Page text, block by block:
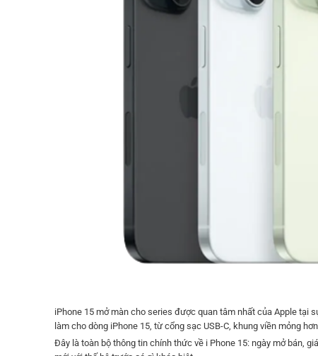
iPhone 15 mở màn cho series được quan tâm nhất của Apple tại
làm cho dòng iPhone 15, từ cổng sạc USB-C, khung viền mỏng
Đây là toàn bộ thông tin chính thức về i Phone 15: ngày mở bán,